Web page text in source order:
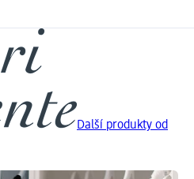
Další produkty od